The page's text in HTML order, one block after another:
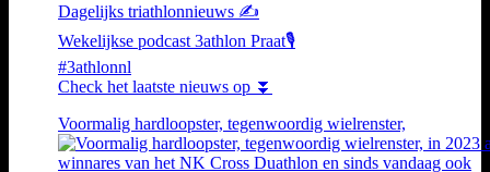
Dagelijks triathlonnieuws ✍️
Wekelijkse podcast 3athlon Praat🎙️
#3athlonnl
Check het laatste nieuws op ⏬
Voormalig hardloopster, tegenwoordig wielrenster,